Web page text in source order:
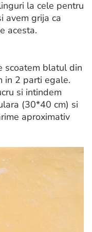
la cele pentru
avem grija ca
acesta.
scoatem blatul din
in 2 parti egale.
si intindem
(30*40 cm) si
aproximativ